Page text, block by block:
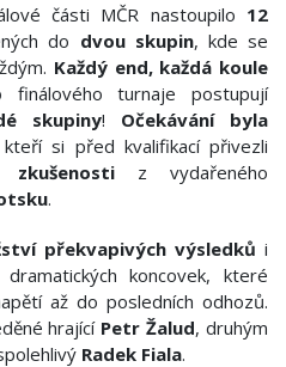
části MČR nastoupilo 12
do dvou skupin, kde se
Každý end, každá koule
turnaje postupují
skupiny! Očekávání byla
si před kvalifikací přivezli
zkušenosti z vydařeného
.
překvapivých výsledků i
koncovek, které
až do posledních odhozů.
hrající Petr Žalud, druhým
Radek Fiala.